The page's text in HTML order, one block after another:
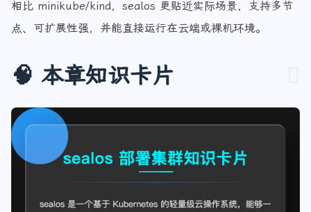
相比 minikube/kind，sealos 更贴近实际场景，支持多节
点、可扩展性强，并能直接运行在云端或裸机环境。
🧠 本章知识卡片